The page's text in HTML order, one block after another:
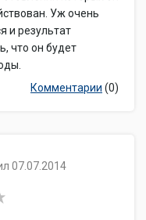
Уж очень
и результат
что он будет
Комментарии (0)
07.07.2014